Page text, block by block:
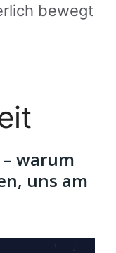
bewegt
warum
uns am